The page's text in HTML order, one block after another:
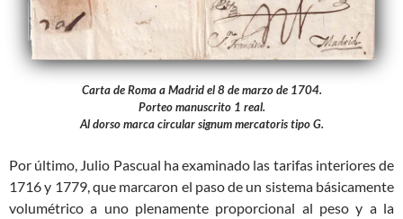
Carta de Roma a Madrid el 8 de marzo de 1704.
Porteo manuscrito 1 real.
Al dorso marca circular signum mercatoris tipo G.
Por último, Julio Pascual ha examinado las tarifas interiores de
1716 y 1779, que marcaron el paso de un sistema básicamente
volumétrico a uno plenamente proporcional al peso y a la